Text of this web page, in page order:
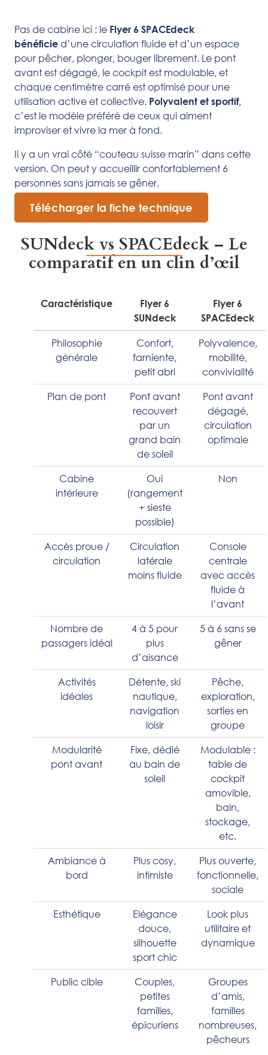
Pas de cabine ici : le Flyer 6 SPACEdeck
bénéficie d’une circulation fluide et d’un espace
pour pêcher, plonger, bouger librement. Le pont
avant est dégagé, le cockpit est modulable, et
chaque centimètre carré est optimisé pour une
utilisation active et collective. Polyvalent et sportif,
c’est le modèle préféré de ceux qui aiment
improviser et vivre la mer à fond.
Il y a un vrai côté “couteau suisse marin” dans cette
version. On peut y accueillir confortablement 6
personnes sans jamais se gêner.
Télécharger la fiche technique
SUNdeck vs SPACEdeck – Le
comparatif en un clin d’œil
Caractéristique
Flyer 6
SUNdeck
Flyer 6
SPACEdeck
Philosophie
générale
Confort,
farniente,
petit abri
Polyvalence,
mobilité,
convivialité
Plan de pont
Pont avant
recouvert
par un
grand bain
de soleil
Pont avant
dégagé,
circulation
optimale
Cabine
intérieure
Oui
(rangement
+ sieste
possible)
Non
Accès proue /
circulation
Circulation
latérale
moins fluide
Console
centrale
avec accès
fluide à
l’avant
Nombre de
passagers idéal
4 à 5 pour
plus
d’aisance
5 à 6 sans se
gêner
Activités
idéales
Détente, ski
nautique,
navigation
loisir
Pêche,
exploration,
sorties en
groupe
Modularité
pont avant
Fixe, dédié
au bain de
soleil
Modulable :
table de
cockpit
amovible,
bain,
stockage,
etc.
Ambiance à
bord
Plus cosy,
intimiste
Plus ouverte,
fonctionnelle,
sociale
Esthétique
Elégance
douce,
silhouette
sport chic
Look plus
utilitaire et
dynamique
Public cible
Couples,
petites
familles,
épicuriens
Groupes
d’amis,
familles
nombreuses,
pêcheurs